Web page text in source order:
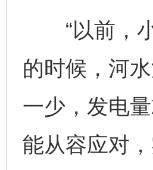
“以前，小
的时候，河
一少，发电
能从容应对